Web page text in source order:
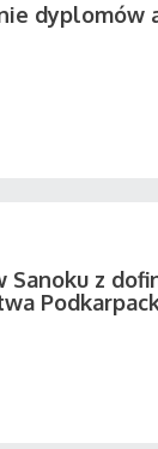
dyplomów
Sanoku z